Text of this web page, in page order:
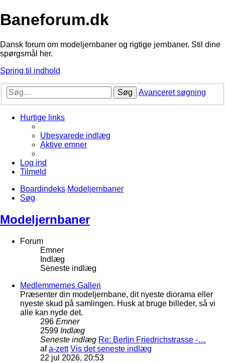
Baneforum.dk
Dansk forum om modeljernbaner og rigtige jernbaner. Stil dine
spørgsmål her.
Spring til indhold
Søg Avanceret søgning
Hurtige links
Ubesvarede indlæg
Aktive emner
Log ind
Tilmeld
Boardindeks Modeljernbaner
Søg
Modeljernbaner
Forum
Emner
Indlæg
Seneste indlæg
Medlemmernes Galleri
Præsenter din modeljernbane, dit nyeste diorama eller
nyeste skud på samlingen. Husk at bruge billeder, så vi
alle kan nyde det.
296 Emner
2599 Indlæg
Seneste indlæg Re: Berlin Friedrichstrasse -…
afa-zett Vis det seneste indlæg
22 jul 2026, 20:53